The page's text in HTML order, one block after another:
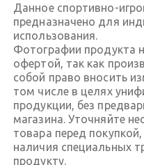
Данное спортивно-
предназначено для
использования.
Фотографии продукта
офертой, так как
собой право вносить
том числе в целях
продукции, без
магазина. Уточняйте
товара перед
наличия специальных
продукту.